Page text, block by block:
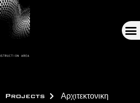
Projects
Αρχιτεκτονικη